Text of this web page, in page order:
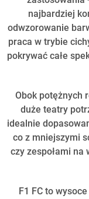
najbardziej
odwzorowanie
praca w trybie
pokrywać całe
Obok potężnych
duże teatry
idealnie
co z mniejszymi
czy zespołami na
F1 FC to